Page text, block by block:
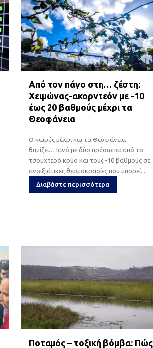
Από τον πάγο στη… ζέστη:
Χειμώνας-ακορντεόν με -10
έως 20 βαθμούς μέχρι τα
Θεοφάνεια
Ο καιρός μέχρι και τα Θεοφάνεια
θυμίζει… Ιανό με δύο πρόσωπα: από το
τσουχτερό κρύο και τους -10 βαθμούς σε
ανοιξιάτικες θερμοκρασίες που μπορεί...
Διαβάστε περισσότερα
Ποταμός – τοξική βόμβα: Πώς